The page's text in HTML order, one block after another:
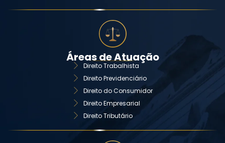
Áreas de Atuação
Direito Trabalhista
Direito Previdenciário
Direito do Consumidor
Direito Empresarial
Direito Tributário